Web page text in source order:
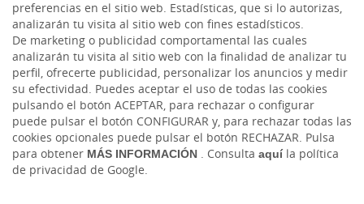
preferencias en el sitio web. Estadísticas, que si lo autorizas,
analizarán tu visita al sitio web con fines estadísticos.
De marketing o publicidad comportamental las cuales
analizarán tu visita al sitio web con la finalidad de analizar tu
perfil, ofrecerte publicidad, personalizar los anuncios y medir
su efectividad. Puedes aceptar el uso de todas las cookies
pulsando el botón ACEPTAR, para rechazar o configurar
puede pulsar el botón CONFIGURAR y, para rechazar todas las
cookies opcionales puede pulsar el botón RECHAZAR. Pulsa
para obtener MÁS INFORMACIÓN . Consulta aquíla política
de privacidad de Google.
Los mejores trabajos de
fin de Grado reciben el
reconocimiento de
Cajasiete y la ULL
Vie, 01/12/2023 - 12:00